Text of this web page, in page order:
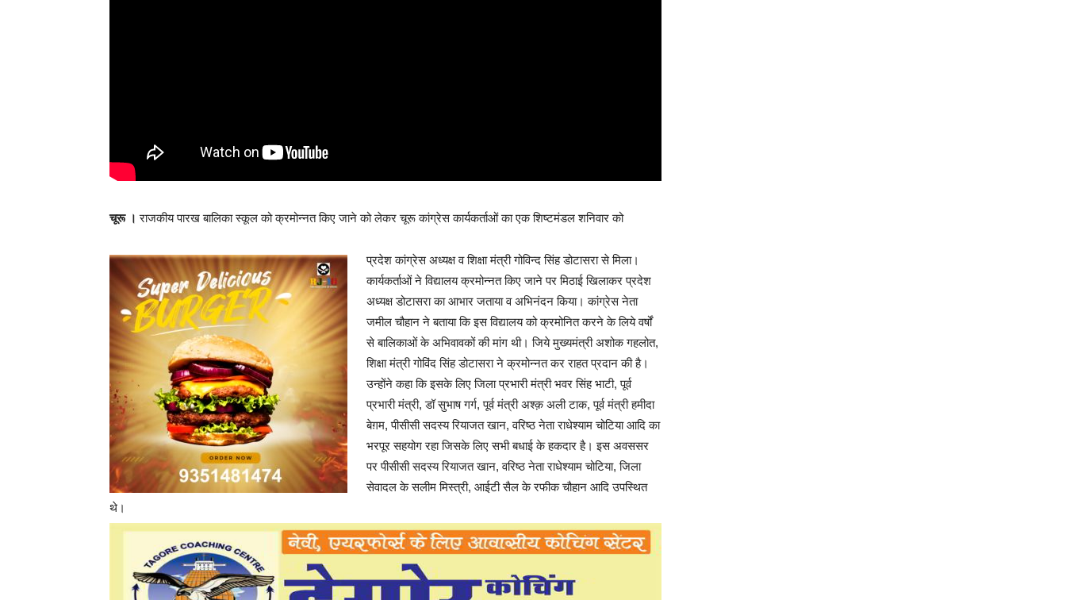
चूरू । राजकीय पारख बालिका स्कूल को क्रमोन्नत किए जाने को लेकर चूरू कांग्रेस कार्यकर्ताओं का एक शिष्टमंडल शनिवार को
प्रदेश कांग्रेस अध्यक्ष व शिक्षा मंत्री गोविन्द सिंह डोटासरा से मिला।
कार्यकर्ताओं ने विद्यालय क्रमोन्नत किए जाने पर मिठाई खिलाकर प्रदेश
अध्यक्ष डोटासरा का आभार जताया व अभिनंदन किया। कांग्रेस नेता
जमील चौहान ने बताया कि इस विद्यालय को क्रमोनित करने के लिये वर्षों
से बालिकाओं के अभिवावकों की मांग थी। जिये मुख्यमंत्री अशोक गहलोत,
शिक्षा मंत्री गोविंद सिंह डोटासरा ने क्रमोन्नत कर राहत प्रदान की है।
उन्होंने कहा कि इसके लिए जिला प्रभारी मंत्री भवर सिंह भाटी, पूर्व
प्रभारी मंत्री, डॉ सुभाष गर्ग, पूर्व मंत्री अश्क़ अली टाक, पूर्व मंत्री हमीदा
बेग़म, पीसीसी सदस्य रियाजत खान, वरिष्ठ नेता राधेश्याम चोटिया आदि का
भरपूर सहयोग रहा जिसके लिए सभी बधाई के हकदार है। इस अवससर
पर पीसीसी सदस्य रियाजत खान, वरिष्ठ नेता राधेश्याम चोटिया, जिला
सेवादल के सलीम मिस्त्री, आईटी सैल के रफीक चौहान आदि उपस्थित
थे।